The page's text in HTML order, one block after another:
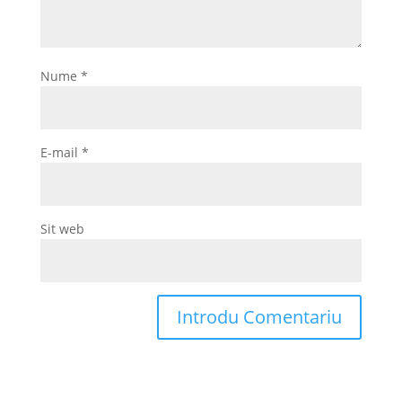
Nume *
E-mail *
Sit web